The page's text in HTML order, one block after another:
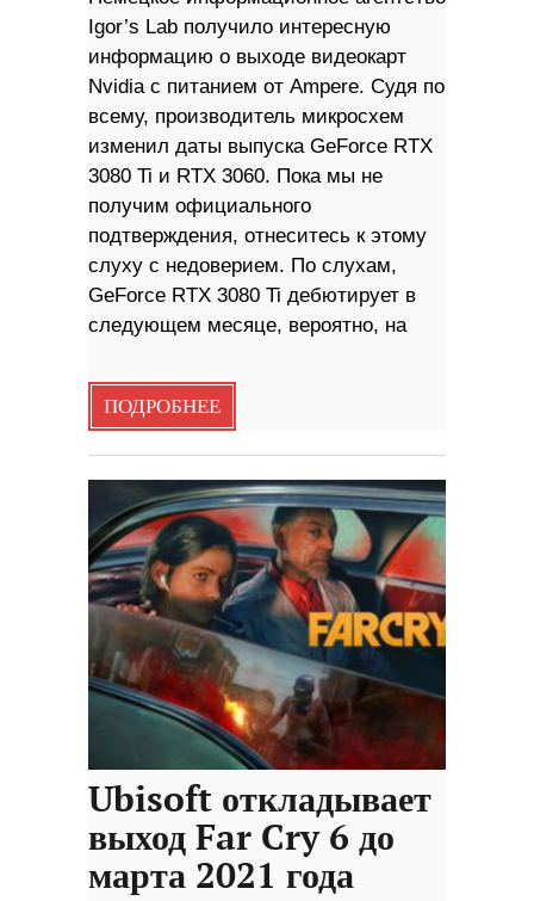
Igor’s Lab получило интересную
информацию о выходе видеокарт
Nvidia с питанием от Ampere. Судя по
всему, производитель микросхем
изменил даты выпуска GeForce RTX
3080 Ti и RTX 3060. Пока мы не
получим официального
подтверждения, отнеситесь к этому
слуху с недоверием. По слухам,
GeForce RTX 3080 Ti дебютирует в
следующем месяце, вероятно, на
ПОДРОБНЕЕ
Ubisoft откладывает
выход Far Cry 6 до
марта 2021 года